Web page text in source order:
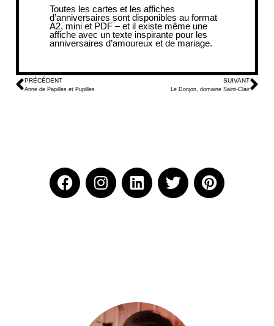
Toutes les cartes et les affiches
d’anniversaires sont disponibles au format
A2, mini et PDF – et il existe même une
affiche avec un texte inspirante pour les
anniversaires d’amoureux et de mariage.
PRÉCÉDENT
Anne de Papilles et Pupilles
SUIVANT
Le Donjon, domaine Saint-Clair